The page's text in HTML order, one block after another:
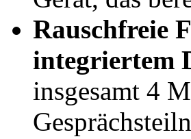
Rauschfreie
integriertem
insgesamt 4